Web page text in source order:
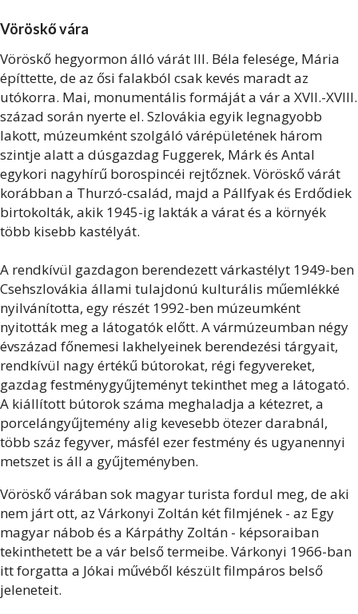
Vöröskő vára
Vöröskő hegyormon álló várát III. Béla felesége, Mária
építtette, de az ősi falakból csak kevés maradt az
utókorra. Mai, monumentális formáját a vár a XVII.-XVIII.
század során nyerte el. Szlovákia egyik legnagyobb
lakott, múzeumként szolgáló várépületének három
szintje alatt a dúsgazdag Fuggerek, Márk és Antal
egykori nagyhírű borospincéi rejtőznek. Vöröskő várát
korábban a Thurzó-család, majd a Pállfyak és Erdődiek
birtokolták, akik 1945-ig lakták a várat és a környék
több kisebb kastélyát.
A rendkívül gazdagon berendezett várkastélyt 1949-ben
Csehszlovákia állami tulajdonú kulturális műemlékké
nyilvánította, egy részét 1992-ben múzeumként
nyitották meg a látogatók előtt. A vármúzeumban négy
évszázad főnemesi lakhelyeinek berendezési tárgyait,
rendkívül nagy értékű bútorokat, régi fegyvereket,
gazdag festménygyűjteményt tekinthet meg a látogató.
A kiállított bútorok száma meghaladja a kétezret, a
porcelángyűjtemény alig kevesebb ötezer darabnál,
több száz fegyver, másfél ezer festmény és ugyanennyi
metszet is áll a gyűjteményben.
Vöröskő várában sok magyar turista fordul meg, de aki
nem járt ott, az Várkonyi Zoltán két filmjének - az Egy
magyar nábob és a Kárpáthy Zoltán - képsoraiban
tekinthetett be a vár belső termeibe. Várkonyi 1966-ban
itt forgatta a Jókai művéből készült filmpáros belső
jeleneteit.